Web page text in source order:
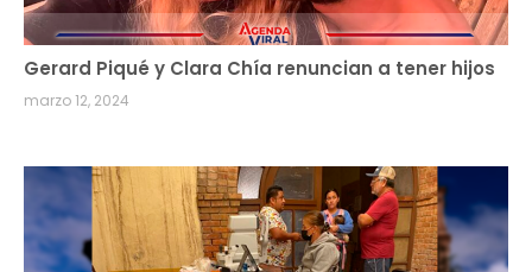
Gerard Piqué y Clara Chía renuncian a tener hijos
marzo 12, 2024